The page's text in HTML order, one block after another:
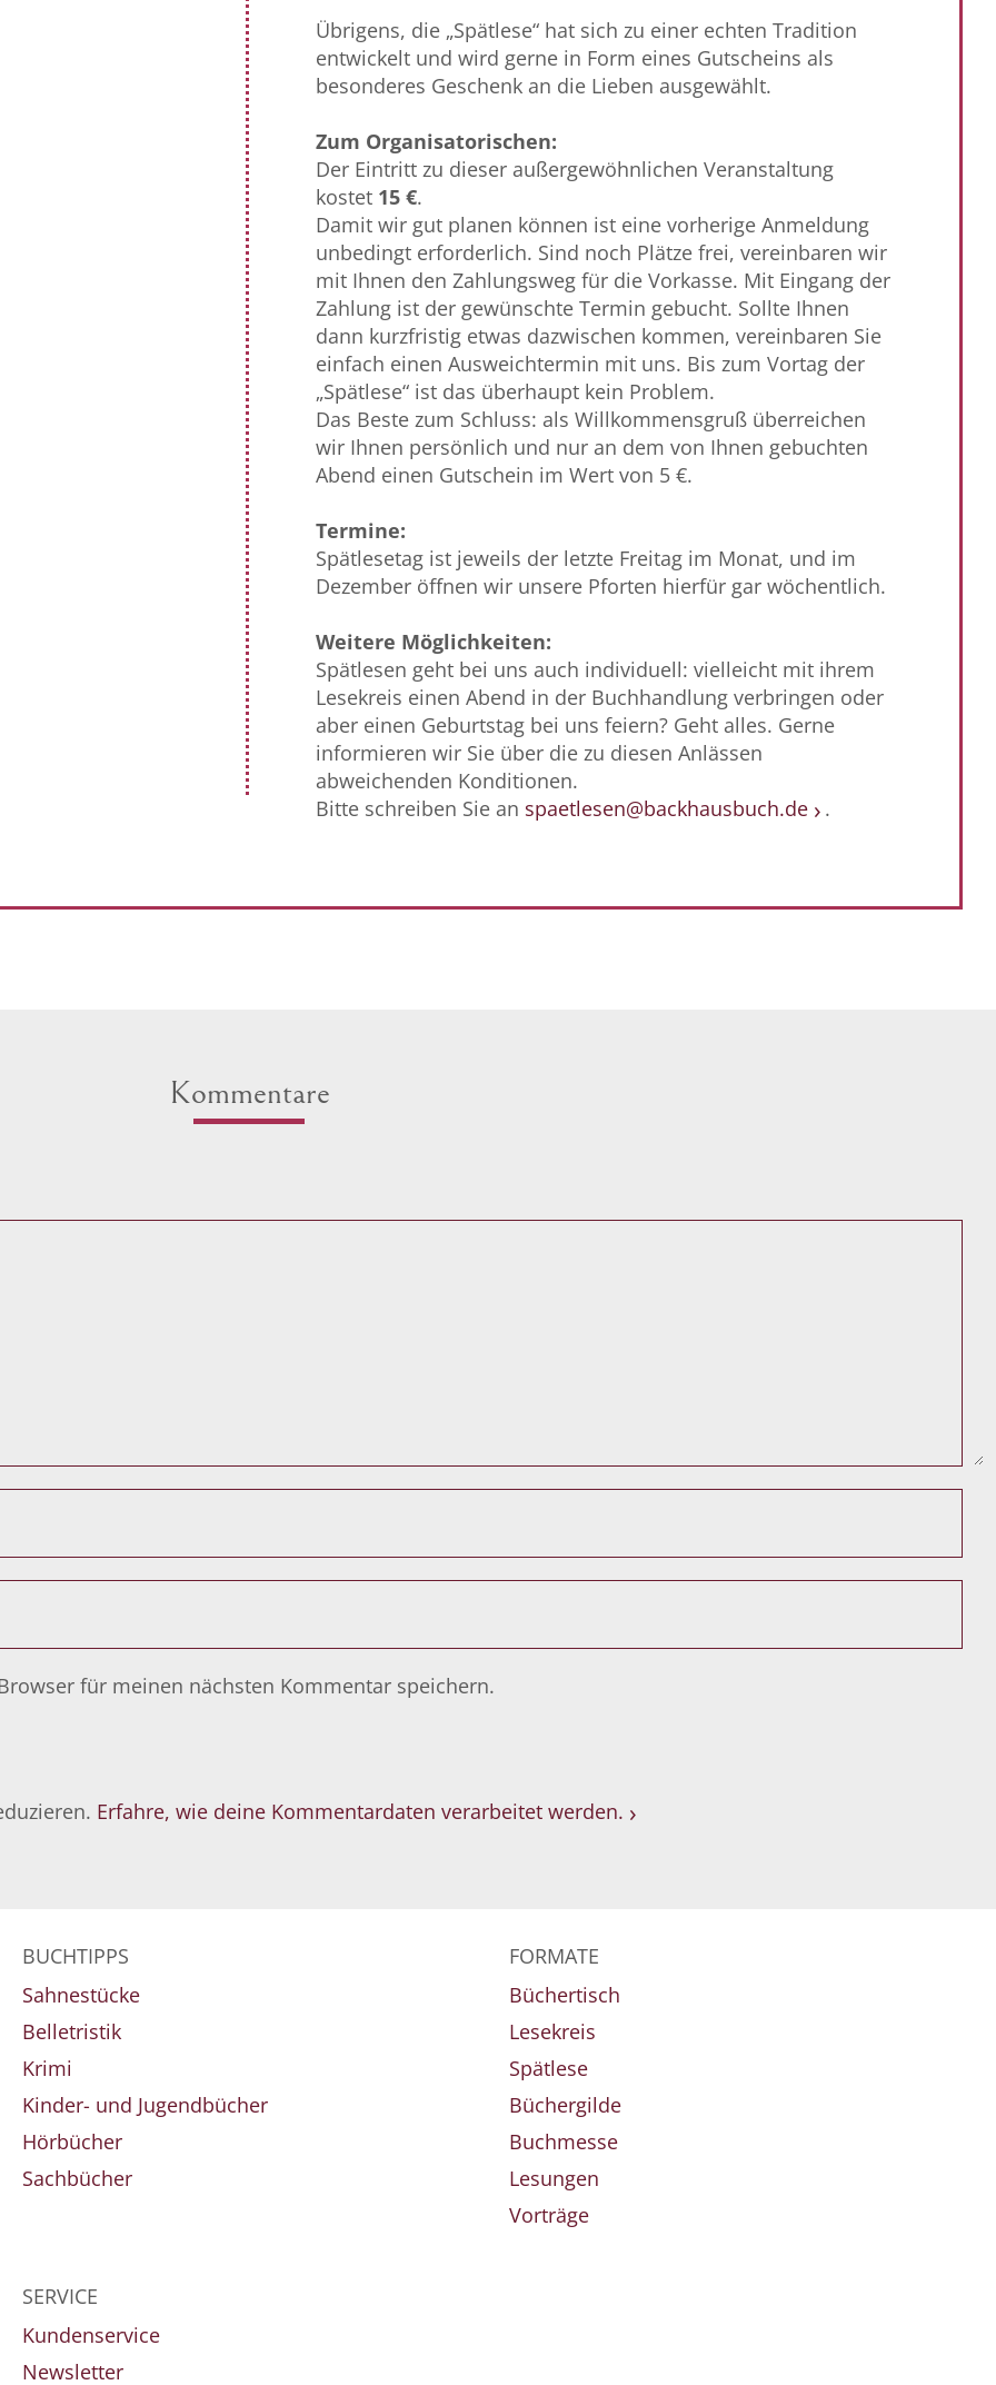
Übrigens, die „Spätlese“ hat sich zu einer echten Tradition
entwickelt und wird gerne in Form eines Gutscheins als
besonderes Geschenk an die Lieben ausgewählt.
Zum Organisatorischen:
Der Eintritt zu dieser außergewöhnlichen Veranstaltung
kostet 15 €.
Damit wir gut planen können ist eine vorherige Anmeldung
unbedingt erforderlich. Sind noch Plätze frei, vereinbaren wir
mit Ihnen den Zahlungsweg für die Vorkasse. Mit Eingang der
Zahlung ist der gewünschte Termin gebucht. Sollte Ihnen
dann kurzfristig etwas dazwischen kommen, vereinbaren Sie
einfach einen Ausweichtermin mit uns. Bis zum Vortag der
„Spätlese“ ist das überhaupt kein Problem.
Das Beste zum Schluss: als Willkommensgruß überreichen
wir Ihnen persönlich und nur an dem von Ihnen gebuchten
Abend einen Gutschein im Wert von 5 €.
Termine:
Spätlesetag ist jeweils der letzte Freitag im Monat, und im
Dezember öffnen wir unsere Pforten hierfür gar wöchentlich.
Weitere Möglichkeiten:
Spätlesen geht bei uns auch individuell: vielleicht mit ihrem
Lesekreis einen Abend in der Buchhandlung verbringen oder
aber einen Geburtstag bei uns feiern? Geht alles. Gerne
informieren wir Sie über die zu diesen Anlässen
abweichenden Konditionen.
Bitte schreiben Sie an spaetlesen@backhausbuch.de .
Kommentare
für meinen nächsten Kommentar speichern.
Erfahre, wie deine Kommentardaten verarbeitet werden.
BUCHTIPPS
Sahnestücke
Belletristik
Krimi
Kinder- und Jugendbücher
Hörbücher
Sachbücher
FORMATE
Büchertisch
Lesekreis
Spätlese
Büchergilde
Buchmesse
Lesungen
Vorträge
SERVICE
Kundenservice
Newsletter